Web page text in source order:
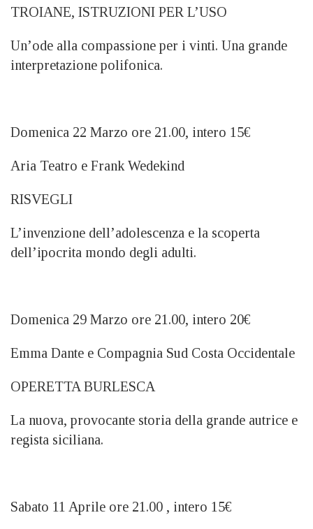
TROIANE, ISTRUZIONI PER L’USO
Un’ode alla compassione per i vinti. Una grande
interpretazione polifonica.
Domenica 22 Marzo ore 21.00, intero 15€
Aria Teatro e Frank Wedekind
RISVEGLI
L’invenzione dell’adolescenza e la scoperta
dell’ipocrita mondo degli adulti.
Domenica 29 Marzo ore 21.00, intero 20€
Emma Dante e Compagnia Sud Costa Occidentale
OPERETTA BURLESCA
La nuova, provocante storia della grande autrice e
regista siciliana.
Sabato 11 Aprile ore 21.00 , intero 15€